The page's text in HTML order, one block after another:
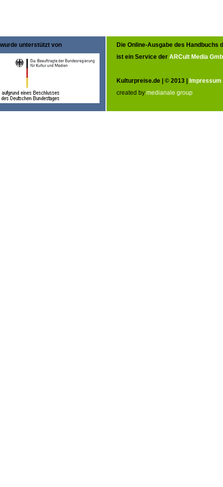
wurde unterstützt von
Die Online-Ausgabe des Handbuchs
ist ein Service der ARCult Media
Kulturpreise.de | © 2013 | Impressum
created by medianale group